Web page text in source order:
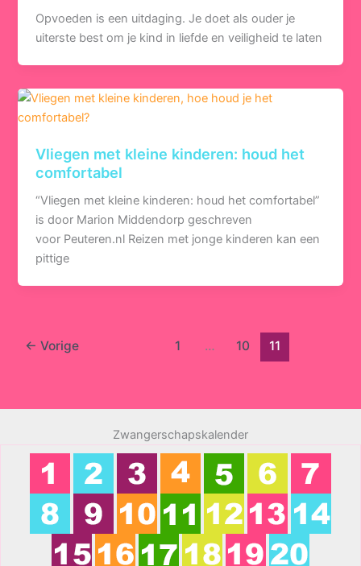
Opvoeden is een uitdaging. Je doet als ouder je
uiterste best om je kind in liefde en veiligheid te laten
Vliegen met kleine kinderen: houd het
comfortabel
“Vliegen met kleine kinderen: houd het comfortabel”
is door Marion Middendorp geschreven
voor Peuteren.nl Reizen met jonge kinderen kan een
pittige
← Vorige 1 … 10 11
Zwangerschapskalender